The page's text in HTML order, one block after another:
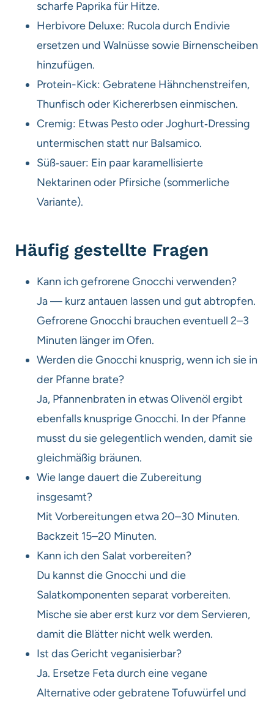
scharfe Paprika für Hitze.
Herbivore Deluxe: Rucola durch Endivie
ersetzen und Walnüsse sowie Birnenscheiben
hinzufügen.
Protein-Kick: Gebratene Hähnchenstreifen,
Thunfisch oder Kichererbsen einmischen.
Cremig: Etwas Pesto oder Joghurt‑Dressing
untermischen statt nur Balsamico.
Süß‑sauer: Ein paar karamellisierte
Nektarinen oder Pfirsiche (sommerliche
Variante).
Häufig gestellte Fragen
Kann ich gefrorene Gnocchi verwenden?
Ja — kurz antauen lassen und gut abtropfen.
Gefrorene Gnocchi brauchen eventuell 2–3
Minuten länger im Ofen.
Werden die Gnocchi knusprig, wenn ich sie in
der Pfanne brate?
Ja, Pfannenbraten in etwas Olivenöl ergibt
ebenfalls knusprige Gnocchi. In der Pfanne
musst du sie gelegentlich wenden, damit sie
gleichmäßig bräunen.
Wie lange dauert die Zubereitung
insgesamt?
Mit Vorbereitungen etwa 20–30 Minuten.
Backzeit 15–20 Minuten.
Kann ich den Salat vorbereiten?
Du kannst die Gnocchi und die
Salatkomponenten separat vorbereiten.
Mische sie aber erst kurz vor dem Servieren,
damit die Blätter nicht welk werden.
Ist das Gericht veganisierbar?
Ja. Ersetze Feta durch eine vegane
Alternative oder gebratene Tofuwürfel und